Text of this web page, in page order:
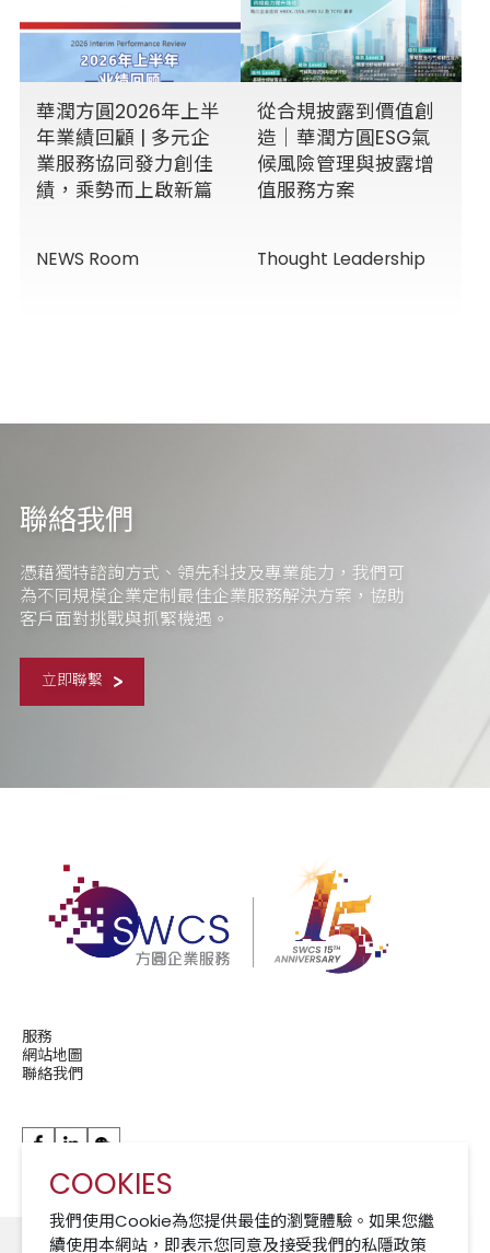
COOKIES
我們使用Cookie為您提供最佳的瀏覽體驗。如果您繼
續使用本網站，即表示您同意及接受我們的私隱政策
華潤方圓2026年上半
年業績回顧 | 多元企
業服務協同發力創佳
績，乘勢而上啟新篇
NEWS Room
從合規披露到價值創
造｜華潤方圓ESG氣
候風險管理與披露增
值服務方案
Thought Leadership
聯絡我們
憑藉獨特諮詢方式、領先科技及專業能力，我們可
為不同規模企業定制最佳企業服務解決方案，協助
客戶面對挑戰與抓緊機遇。
立即聯繫
服務
網站地圖
聯絡我們
華潤現代服務成員公司 A Member of CRCS